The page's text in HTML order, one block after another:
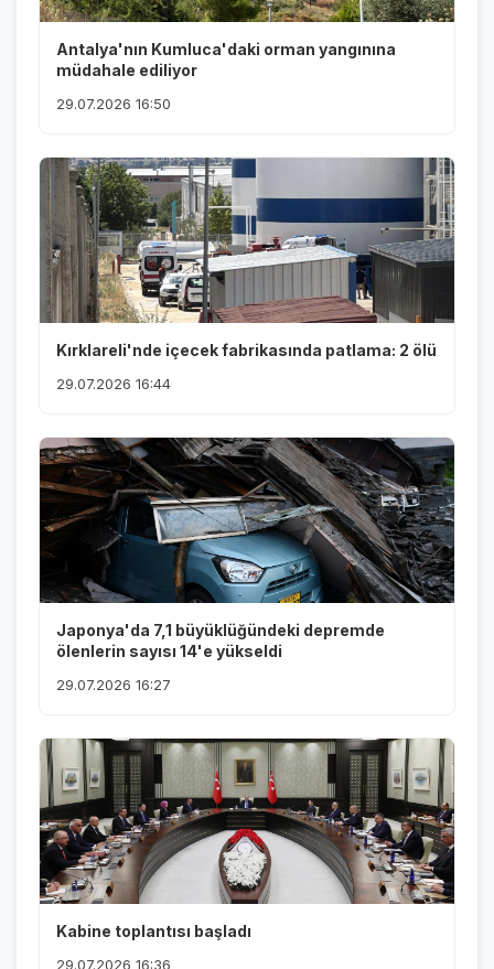
Antalya'nın Kumluca'daki orman yangınına
müdahale ediliyor
29.07.2026 16:50
Kırklareli'nde içecek fabrikasında patlama: 2 ölü
29.07.2026 16:44
Japonya'da 7,1 büyüklüğündeki depremde
ölenlerin sayısı 14'e yükseldi
29.07.2026 16:27
Kabine toplantısı başladı
29.07.2026 16:36